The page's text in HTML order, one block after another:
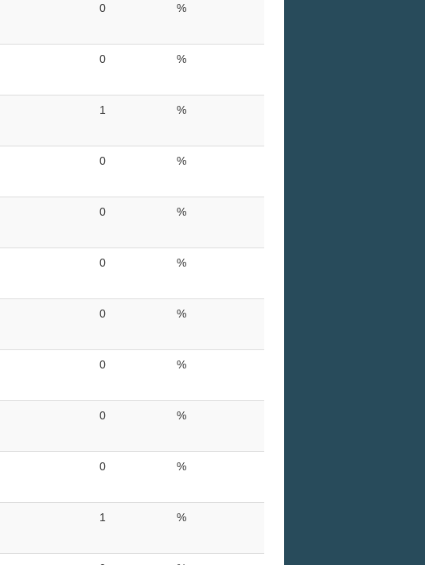
0 %
0 %
1 %
0 %
0 %
0 %
0 %
0 %
0 %
0 %
1 %